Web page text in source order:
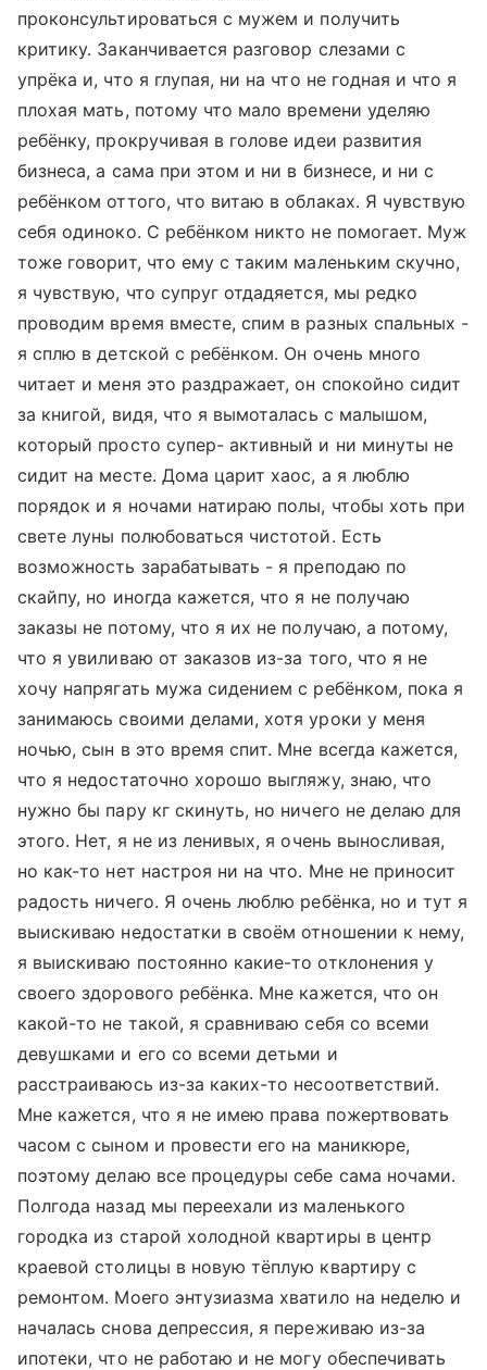
проконсультироваться с мужем и получить
критику. Заканчивается разговор слезами с
упрёка и, что я глупая, ни на что не годная и что я
плохая мать, потому что мало времени уделяю
ребёнку, прокручивая в голове идеи развития
бизнеса, а сама при этом и ни в бизнесе, и ни с
ребёнком оттого, что витаю в облаках. Я чувствую
себя одиноко. С ребёнком никто не помогает. Муж
тоже говорит, что ему с таким маленьким скучно,
я чувствую, что супруг отдадяется, мы редко
проводим время вместе, спим в разных спальных -
я сплю в детской с ребёнком. Он очень много
читает и меня это раздражает, он спокойно сидит
за книгой, видя, что я вымоталась с малышом,
который просто супер- активный и ни минуты не
сидит на месте. Дома царит хаос, а я люблю
порядок и я ночами натираю полы, чтобы хоть при
свете луны полюбоваться чистотой. Есть
возможность зарабатывать - я преподаю по
скайпу, но иногда кажется, что я не получаю
заказы не потому, что я их не получаю, а потому,
что я увиливаю от заказов из-за того, что я не
хочу напрягать мужа сидением с ребёнком, пока я
занимаюсь своими делами, хотя уроки у меня
ночью, сын в это время спит. Мне всегда кажется,
что я недостаточно хорошо выгляжу, знаю, что
нужно бы пару кг скинуть, но ничего не делаю для
этого. Нет, я не из ленивых, я очень выносливая,
но как-то нет настроя ни на что. Мне не приносит
радость ничего. Я очень люблю ребёнка, но и тут я
выискиваю недостатки в своём отношении к нему,
я выискиваю постоянно какие-то отклонения у
своего здорового ребёнка. Мне кажется, что он
какой-то не такой, я сравниваю себя со всеми
девушками и его со всеми детьми и
расстраиваюсь из-за каких-то несоответствий.
Мне кажется, что я не имею права пожертвовать
часом с сыном и провести его на маникюре,
поэтому делаю все процедуры себе сама ночами.
Полгода назад мы переехали из маленького
городка из старой холодной квартиры в центр
краевой столицы в новую тёплую квартиру с
ремонтом. Моего энтузиазма хватило на неделю и
началась снова депрессия, я переживаю из-за
ипотеки, что не работаю и не могу обеспечивать